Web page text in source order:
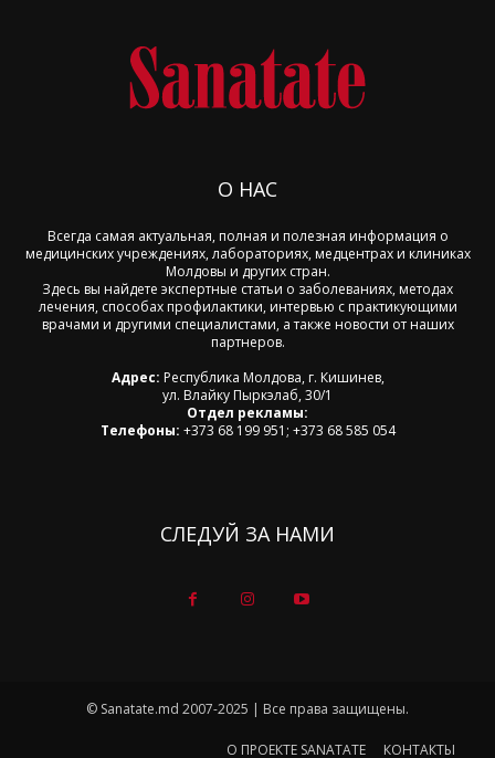
О НАС
Всегда самая актуальная, полная и полезная информация о
медицинских учреждениях, лабораториях, медцентрах и клиниках
Молдовы и других стран.
Здесь вы найдете экспертные статьи о заболеваниях, методах
лечения, способах профилактики, интервью с практикующими
врачами и другими специалистами, а также новости от наших
партнеров.
Адрес: Республика Молдова, г. Кишинев,
ул. Влайку Пыркэлаб, 30/1
Отдел рекламы:
Телефоны: +373 68 199 951; +373 68 585 054
СЛЕДУЙ ЗА НАМИ
© Sanatate.md 2007-2025 | Все права защищены.
О ПРОЕКТЕ SANATATE КОНТАКТЫ